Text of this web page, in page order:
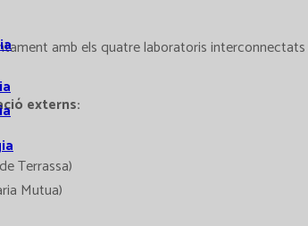
amb els quatre laboratoris
externs:
Terrassa)
Mutua)